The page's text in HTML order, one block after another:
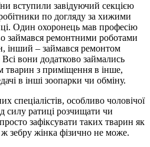
вступили завідуючий секцією
по догляду за хижими
Один охоронець мав професію
займався ремонтними роботами
інший – займався ремонтом
вони додатково займались
тварин з приміщення в інше,
в інші зоопарки чи обміну.
спеціалістів, особливо чоловічої
силу ратиці розчищати чи
зафіксувати таких тварин як
ж зебру жінка фізично не може.